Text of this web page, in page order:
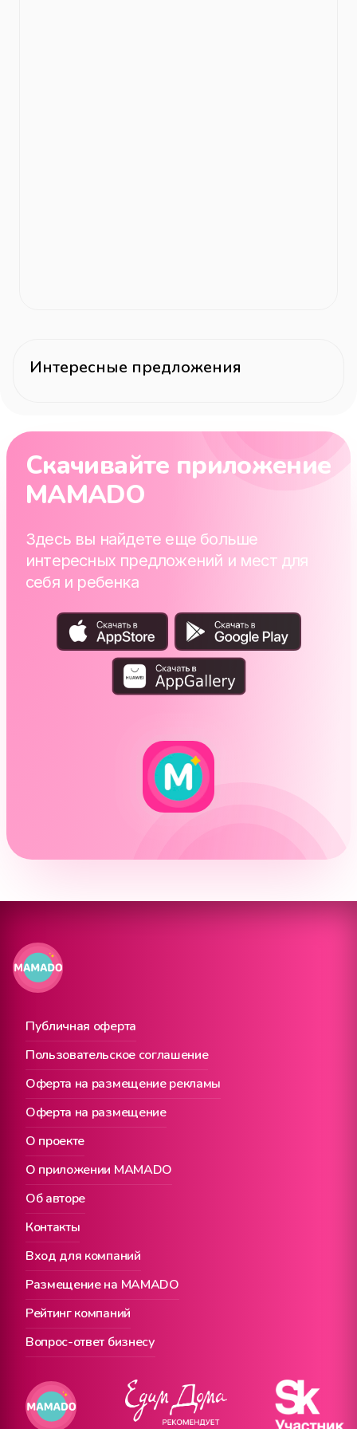
Интересные предложения
Скачивайте приложение
MAMADO
Здесь вы найдете еще больше
интересных предложений и мест для
себя и ребенка
Публичная оферта
О проекте
Вход для компаний
Пользовательское соглашение
О приложении MAMADO
Размещение на MAMADO
Оферта на размещение рекламы
Об авторе
Рейтинг компаний
Оферта на размещение
Контакты
Вопрос-ответ бизнесу